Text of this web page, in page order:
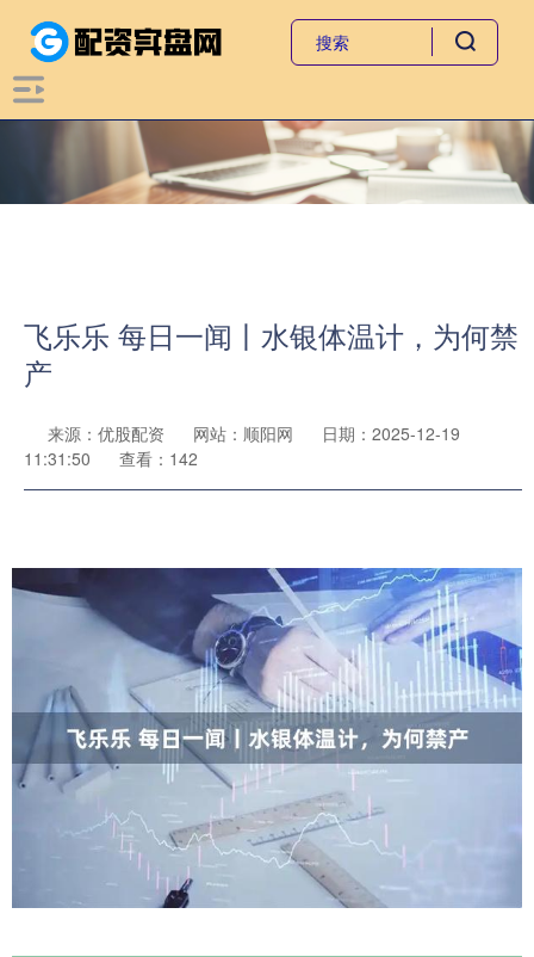
飞乐乐 每日一闻丨水银体温计，为何禁
产
来源：优股配资 网站：顺阳网
日期：2025-12-19
11:31:50
查看：142